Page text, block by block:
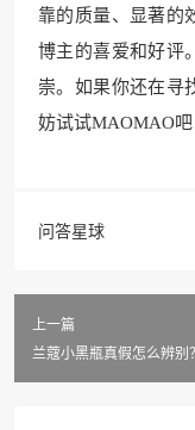
靠的质量、显著的
博主的喜爱和好评
崇。如果你还在寻
妨试试MAOMAO吧
问答星球
上一篇
兰蔻小黑瓶真假怎么辨别